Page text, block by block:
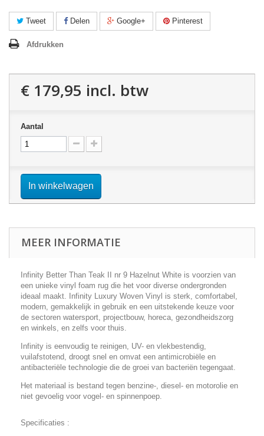
Tweet Delen Google+ Pinterest
Afdrukken
€ 179,95 incl. btw
Aantal
In winkelwagen
MEER INFORMATIE
Infinity Better Than Teak II nr 9 Hazelnut White is voorzien van
een unieke vinyl foam rug die het voor diverse ondergronden
ideaal maakt. Infinity Luxury Woven Vinyl is sterk, comfortabel,
modern, gemakkelijk in gebruik en een uitstekende keuze voor
de sectoren watersport, projectbouw, horeca, gezondheidszorg
en winkels, en zelfs voor thuis.
Infinity is eenvoudig te reinigen, UV- en vlekbestendig,
vuilafstotend, droogt snel en omvat een antimicrobiële en
antibacteriële technologie die de groei van bacteriën tegengaat.
Het materiaal is bestand tegen benzine-, diesel- en motorolie en
niet gevoelig voor vogel- en spinnenpoep.
Specificaties :